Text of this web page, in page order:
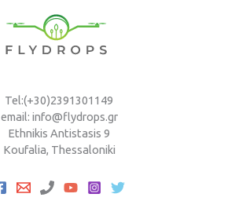
Tel:(+30)2391301149
email: info@flydrops.gr
Ethnikis Antistasis 9
Koufalia, Thessaloniki